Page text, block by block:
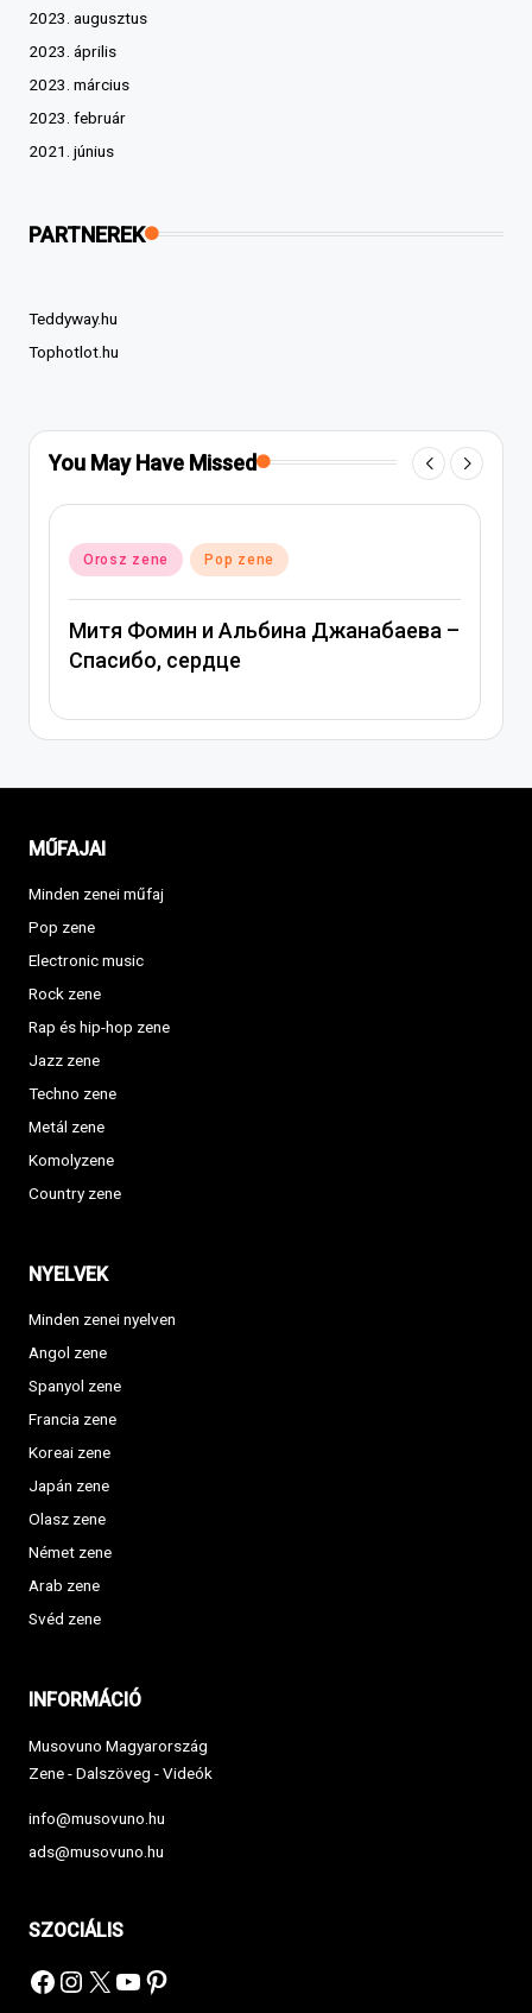
2023. augusztus
2023. április
2023. március
2023. február
2021. június
PARTNEREK
Teddyway.hu
Tophotlot.hu
You May Have Missed
Posted
Orosz zene Pop zene
Митя Фомин и Альбина Джанабаева –
Спасибо, сердце
MŰFAJAI
Minden zenei műfaj
Pop zene
Electronic music
Rock zene
Rap és hip-hop zene
Jazz zene
Techno zene
Metál zene
Komolyzene
Country zene
NYELVEK
Minden zenei nyelven
Angol zene
Spanyol zene
Francia zene
Koreai zene
Japán zene
Olasz zene
Német zene
Arab zene
Svéd zene
INFORMÁCIÓ
Musovuno Magyarország
Zene - Dalszöveg - Videók
info@musovuno.hu
ads@musovuno.hu
SZOCIÁLIS
Facebook
Instagram
X YouTube
Pinterest